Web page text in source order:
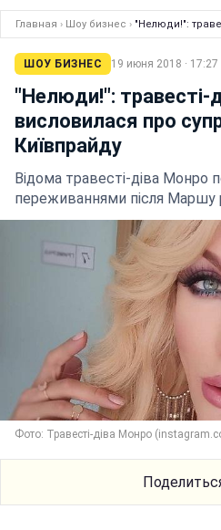
Главная › Шоу бизнес › "Нелюди!":
ШОУ БИЗНЕС 19 июня 2018 · 17:27
"Нелюди!": травесті-
висловилася про
Київпрайду
Відома травесті-діва Монро
переживаннями після Маршу
Фото: Травесті-діва Монро